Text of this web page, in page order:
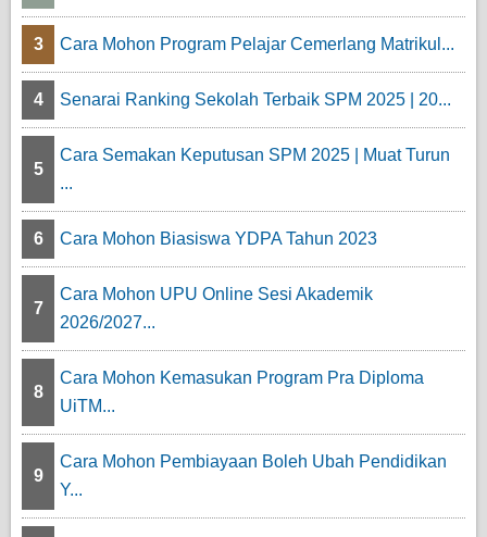
3 Cara Mohon Program Pelajar Cemerlang Matrikul...
4 Senarai Ranking Sekolah Terbaik SPM 2025 | 20...
5
Cara Semakan Keputusan SPM 2025 | Muat Turun
...
6 Cara Mohon Biasiswa YDPA Tahun 2023
7
Cara Mohon UPU Online Sesi Akademik
2026/2027...
8
Cara Mohon Kemasukan Program Pra Diploma
UiTM...
9
Cara Mohon Pembiayaan Boleh Ubah Pendidikan
Y...